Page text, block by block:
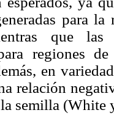
para
que
regiones
en
relación
semilla (White